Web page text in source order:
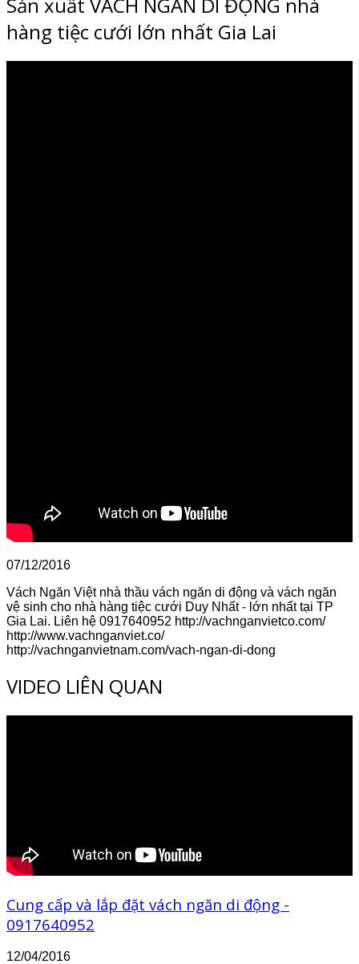
hàng tiệc cưới lớn nhất Gia Lai
07/12/2016
Vách Ngăn Việt nhà thầu vách ngăn di động và vách ngăn
vệ sinh cho nhà hàng tiệc cưới Duy Nhất - lớn nhất tại TP
Gia Lai. Liên hệ 0917640952 http://vachnganvietco.com/
http://www.vachnganviet.co/
http://vachnganvietnam.com/vach-ngan-di-dong
VIDEO LIÊN QUAN
Cung cấp và lắp đặt vách ngăn di động -
0917640952
12/04/2016